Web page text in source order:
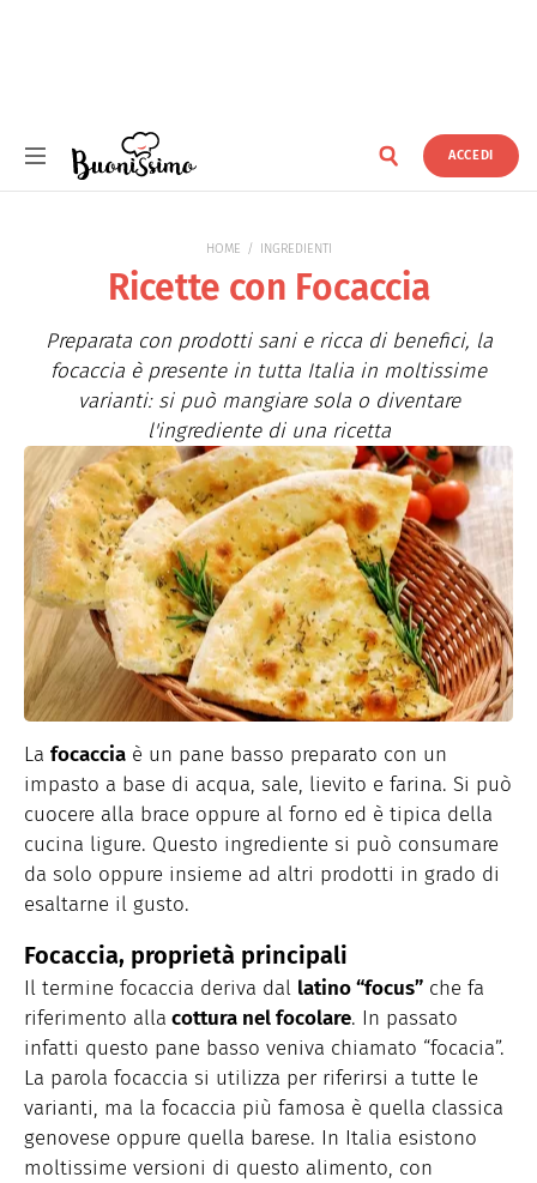
ACCEDI
HOME INGREDIENTI
Ricette con Focaccia
Preparata con prodotti sani e ricca di benefici, la
focaccia è presente in tutta Italia in moltissime
varianti: si può mangiare sola o diventare
l'ingrediente di una ricetta
La focaccia è un pane basso preparato con un
impasto a base di acqua, sale, lievito e farina. Si può
cuocere alla brace oppure al forno ed è tipica della
cucina ligure. Questo ingrediente si può consumare
da solo oppure insieme ad altri prodotti in grado di
esaltarne il gusto.
Focaccia, proprietà principali
Il termine focaccia deriva dal latino “focus” che fa
riferimento alla cottura nel focolare. In passato
infatti questo pane basso veniva chiamato “focacia”.
La parola focaccia si utilizza per riferirsi a tutte le
varianti, ma la focaccia più famosa è quella classica
genovese oppure quella barese. In Italia esistono
moltissime versioni di questo alimento, con